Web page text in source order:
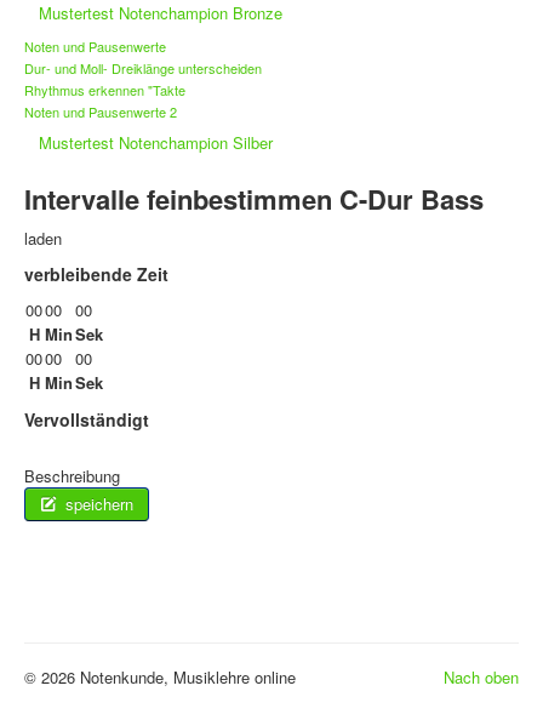
Mustertest Notenchampion Bronze
Noten und Pausenwerte
Dur- und Moll- Dreiklänge unterscheiden
Rhythmus erkennen "Takte
Noten und Pausenwerte 2
Mustertest Notenchampion Silber
Intervalle feinbestimmen C-Dur Bass
laden
verbleibende Zeit
0000 00
H MinSek
0000 00
H MinSek
Vervollständigt
Beschreibung
speichern
Nach oben
© 2026 Notenkunde, Musiklehre online